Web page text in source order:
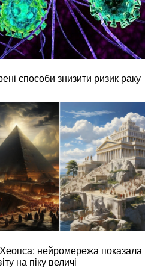
способи знизити ризик раку
Хеопса: нейромережа показала
на піку величі